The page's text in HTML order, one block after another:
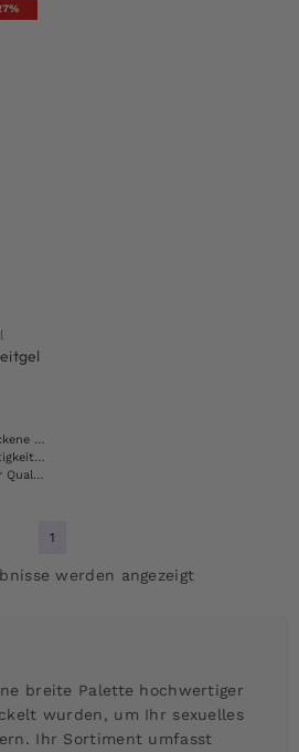
Aloe Vera
1
werden angezeigt
breite Palette hochwertiger
wurden, um Ihr sexuelles
Ihr Sortiment umfasst